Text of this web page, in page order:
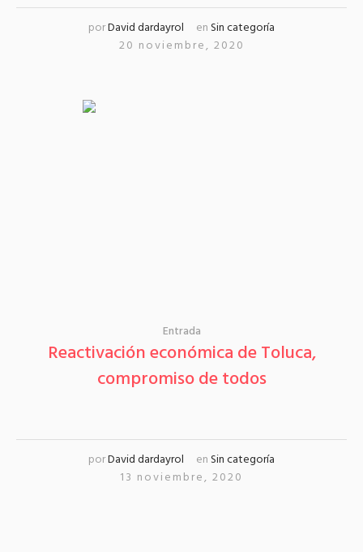
porDavid dardayrol en Sin categoría
20 noviembre, 2020
Entrada
Reactivación económica de Toluca,
compromiso de todos
porDavid dardayrol en Sin categoría
13 noviembre, 2020